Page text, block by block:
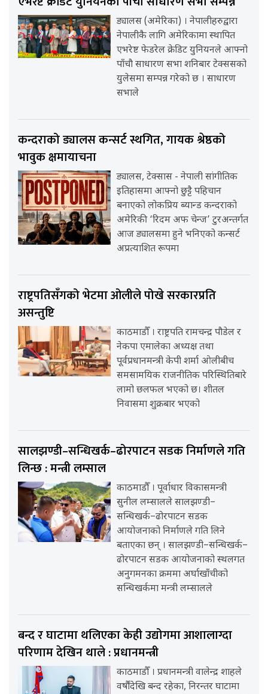
ड्यालस (अमेरिका) । नेपालीहरुद्वारा
नेपालीकै लागि अमेरिकामा स्थापित
एभरेष्ट फेडरेल क्रेडिट युनियनले आफ्नो
पाँचौ साधारण सभा शनिबार टेक्ससको
युलेसमा सम्पन्न गरेको छ । साधारण
सभाले
कन्दराको ड्यालस कन्सर्ट स्थगित, गायक श्रेष्ठको
भावुक क्षमायाचना
ड्यालस, टेक्सास - नेपाली सांगीतिक
इतिहासमा आफ्नो छुट्टै पहिचान
बनाएको लोकप्रिय ब्यान्ड कन्दराको
अमेरिकी ‘रिदम अफ चेन्ज’ टुरअन्तर्गत
आज ड्यालसमा हुने भनिएको कन्सर्ट
अप्रत्याशित रूपमा
राष्ट्रपतिसँगको भेटमा ओलीले पोखे सरकारप्रति
असन्तुष्टि
काठमाडौँ । राष्ट्रपति रामचन्द्र पौडेल र
नेकपा एमालेका अध्यक्ष तथा
पूर्वप्रधानमन्त्री केपी शर्मा ओलीबीच
समसामयिक राजनीतिक परिस्थितिबारे
लामो छलफल भएको छ। शीतल
निवासमा शुक्रबार भएको
सालझण्डी–सन्धिखर्क–ढोरपाटन सडक निर्माणले गति
लिन्छ : मन्त्री लम्साल
काठमाडौँ । पूर्वाधार विकासमन्त्री
सुनील लम्सालले सालझण्डी–
सन्धिखर्क–ढोरपाटन सडक
आयोजनाको निर्माणले गति लिने
बताएका छन् । सालझण्डी–सन्धिखर्क–
ढोरपाटन सडक आयोजनाको स्थलगत
अनुगमनका क्रममा अर्घाखाँचीको
सन्धिखर्कमा मन्त्री लम्सालले
बन्द र घाटामा थलिएका केही उद्योगमा आशालाग्दा
परिणाम देखिन थाले : प्रधानमन्त्री
काठमाडौँ । प्रधानमन्त्री वालेन्द्र शाहले
वर्षौंदेखि बन्द रहेका, निरन्तर घाटामा